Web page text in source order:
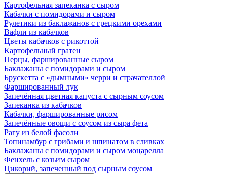
Картофельная запеканка с сыром
Кабачки с помидорами и сыром
Рулетики из баклажанов с грецкими орехами
Вафли из кабачков
Цветы кабачков с рикоттой
Картофельный гратен
Перцы, фаршированные сыром
Баклажаны с помидорами и сыром
Брускетта с «дымными» черри и страчателлой
Фаршированный лук
Запечённая цветная капуста с сырным соусом
Запеканка из кабачков
Кабачки, фаршированные рисом
Запечённые овощи с соусом из сыра фета
Рагу из белой фасоли
Топинамбур с грибами и шпинатом в сливках
Баклажаны с помидорами и сыром моцарелла
Фенхель с козьим сыром
Цикорий, запеченный под сырным соусом